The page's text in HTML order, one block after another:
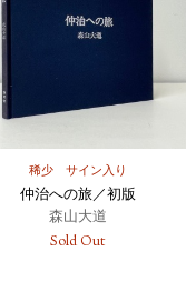
稀少 サイン入り
仲治への旅／初版
森山大道
Sold Out